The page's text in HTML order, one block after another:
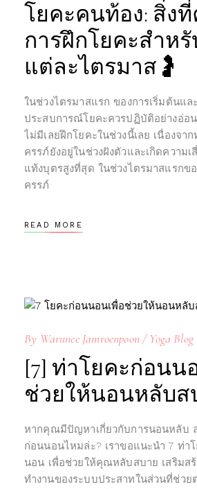
โยคะคนท้อง: สิ่ง
การฝึกโยคะสำห
แต่ละไตรมาส🤰
ในช่วงไตรมาสแรก ของการเริ่มต้นและ
ประสบการณ์โยคะควรปฏิบัติอย่างอ่อ
ไม่มีเลยฝึกโยคะในช่วงนี้เลย เนื่องจา
ครรภ์ยังอยู่ในช่วงฝังตัวและเกิดความเ
แท้งบุตรสูงที่สุด ในช่วงไตรมาสแรกข
ครรภ์
READ MORE
By Warunee Jamroenpoon Yoga Blog
[7] ท่าโยคะก่อนน
ช่วยให้นอนหลับส
หากคุณมีปัญหาเกี่ยวกับการนอนหลับ
ก่อนนอนไหมล่ะ? เราขอแนะนำ 7 ท่า
นอน เพื่อช่วยให้คุณหลับสบาย เสริมสร้
ทำงานของระบบประสาทในส่วนที่ช่วย